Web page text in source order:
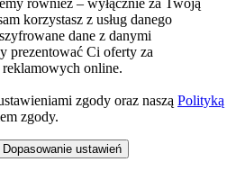
również – wyłącznie za Twoją
korzystasz z usług danego
dane z danymi
prezentować Ci oferty za
online.
zgody oraz naszą Polityką
zgody.
Dopasowanie ustawień